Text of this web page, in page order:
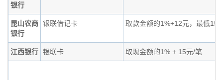
银行
昆山农商
银行
银联借记卡 取款金额的1%+12元，最低15
江西银行 银联卡 取现金额的1% + 15元/笔